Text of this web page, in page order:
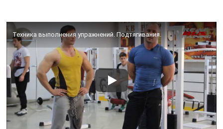
Техника выполнения упражнений. Подтягивания.